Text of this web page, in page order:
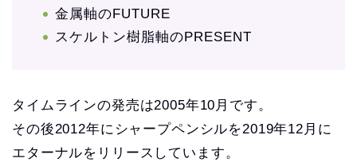
金属軸のFUTURE
スケルトン樹脂軸のPRESENT
タイムラインの発売は2005年10月です。
その後2012年にシャープペンシルを2019年12月に
エターナルをリリースしています。